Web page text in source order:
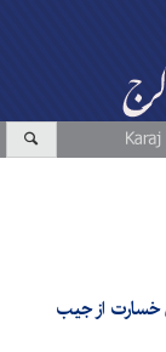
خسارت از جیب